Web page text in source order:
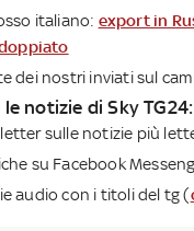
italiano: export in
dei nostri inviati sul
notizie di Sky TG24​:
sulle notizie più
su Facebook
audio con i titoli del tg (